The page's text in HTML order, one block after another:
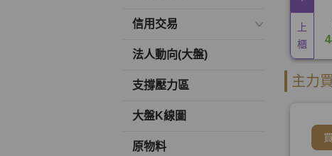
信用交易
法人動向(大盤)
支撐壓力區
大盤K線圖
原物料